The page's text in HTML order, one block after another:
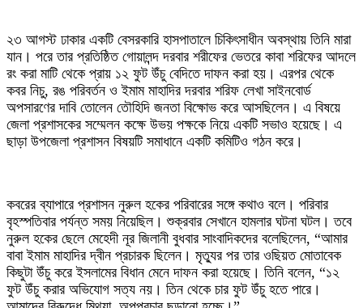
২৩ আগস্ট ঢাকার একটি বেসরকারি হাসপাতালে চিকিৎসাধীন অবস্থায় তিনি মারা
যান। পরে তার প্রতিষ্ঠিত গোয়ালন্দ দরবার শরীফের ভেতরে কাবা শরিফের আদলে
রং করা মাটি থেকে প্রায় ১২ ফুট উঁচু বেদিতে দাফন করা হয়। এরপর থেকে
কবর নিচু, রঙ পরিবর্তন ও ইমাম মাহাদির দরবার শরিফ লেখা সাইনবোর্ড
অপসারণের দাবি তোলেন তৌহিদি জনতা বিক্ষোভ করে আসছিলেন। এ বিষয়ে
জেলা প্রশাসকের সম্মেলন কক্ষে উভয় পক্ষকে নিয়ে একটি সভাও হয়েছে। এ
ছাড়া উপজেলা প্রশাসন বিষয়টি সমাধানে একটি কমিটিও গঠন করে।
কবরের ব্যাপারে প্রশাসন নুরুল হকের পরিবারের সঙ্গে কথাও বলে। পরিবার
বৃহস্পতিবার পর্যন্ত সময় নিয়েছিল। শুক্রবার সেখানে হামলার ঘটনা ঘটল। তবে
নুরুল হকের ছেলে মেহেদী নূর জিলানী বুধবার সাংবাদিকদের বলেছিলেন, “আমার
বাবা ইমাম মাহাদির দ্বীন প্রচারক ছিলেন। মৃত্যুর পর তার ওছিয়ত মোতাবেক
কিছুটা উঁচু করে ইসলামের বিধান মেনে দাফন করা হয়েছে। তিনি বলেন, “১২
ফুট উঁচু করার অভিযোগ সত্য নয়। তিন থেকে চার ফুট উঁচু হতে পারে।